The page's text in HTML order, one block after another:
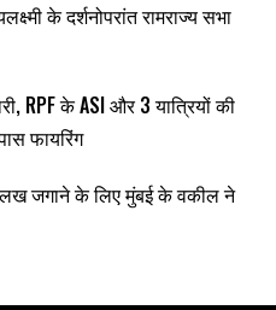
के दर्शनोपरांत रामराज्य सभा
RPF के ASI और 3 यात्रियों की
फायरिंग
जगाने के लिए मुंबई के वकील ने